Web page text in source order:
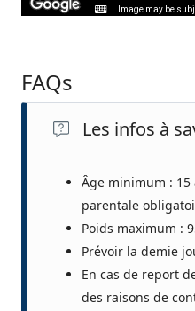
Image may be
FAQs
Les infos à
Âge minimum :
parentale
Poids maximum :
Prévoir la demie
En cas de report
des raisons de